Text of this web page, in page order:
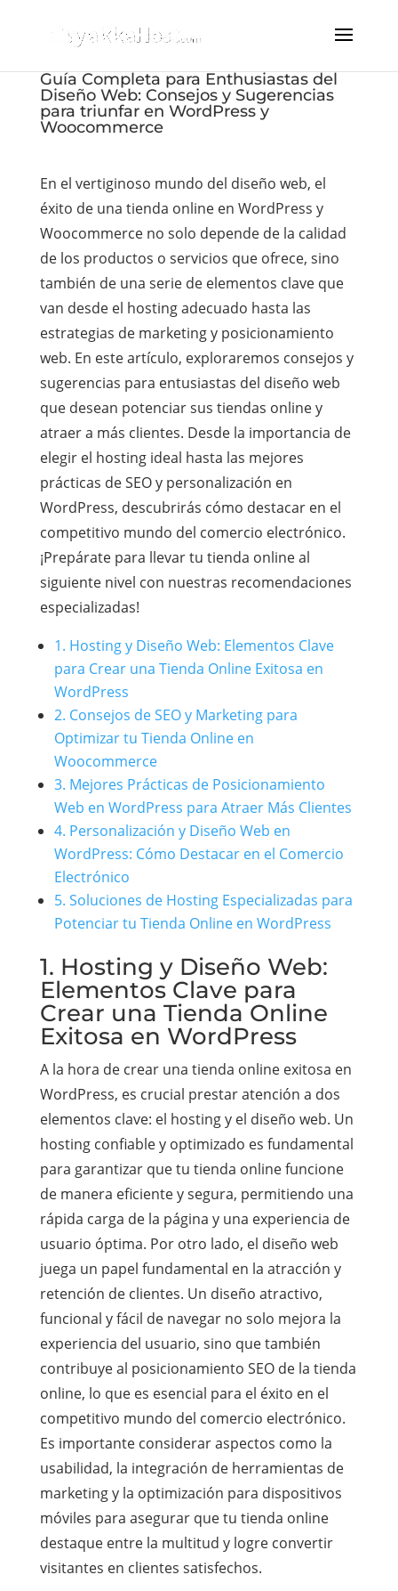
Guía Completa para Enthusiastas del
Diseño Web: Consejos y Sugerencias
para triunfar en WordPress y
Woocommerce
En el vertiginoso mundo del diseño web, el
éxito de una tienda online en WordPress y
Woocommerce no solo depende de la calidad
de los productos o servicios que ofrece, sino
también de una serie de elementos clave que
van desde el hosting adecuado hasta las
estrategias de marketing y posicionamiento
web. En este artículo, exploraremos consejos y
sugerencias para entusiastas del diseño web
que desean potenciar sus tiendas online y
atraer a más clientes. Desde la importancia de
elegir el hosting ideal hasta las mejores
prácticas de SEO y personalización en
WordPress, descubrirás cómo destacar en el
competitivo mundo del comercio electrónico.
¡Prepárate para llevar tu tienda online al
siguiente nivel con nuestras recomendaciones
especializadas!
1. Hosting y Diseño Web: Elementos Clave
para Crear una Tienda Online Exitosa en
WordPress
2. Consejos de SEO y Marketing para
Optimizar tu Tienda Online en
Woocommerce
3. Mejores Prácticas de Posicionamiento
Web en WordPress para Atraer Más Clientes
4. Personalización y Diseño Web en
WordPress: Cómo Destacar en el Comercio
Electrónico
5. Soluciones de Hosting Especializadas para
Potenciar tu Tienda Online en WordPress
1. Hosting y Diseño Web:
Elementos Clave para
Crear una Tienda Online
Exitosa en WordPress
A la hora de crear una tienda online exitosa en
WordPress, es crucial prestar atención a dos
elementos clave: el hosting y el diseño web. Un
hosting confiable y optimizado es fundamental
para garantizar que tu tienda online funcione
de manera eficiente y segura, permitiendo una
rápida carga de la página y una experiencia de
usuario óptima. Por otro lado, el diseño web
juega un papel fundamental en la atracción y
retención de clientes. Un diseño atractivo,
funcional y fácil de navegar no solo mejora la
experiencia del usuario, sino que también
contribuye al posicionamiento SEO de la tienda
online, lo que es esencial para el éxito en el
competitivo mundo del comercio electrónico.
Es importante considerar aspectos como la
usabilidad, la integración de herramientas de
marketing y la optimización para dispositivos
móviles para asegurar que tu tienda online
destaque entre la multitud y logre convertir
visitantes en clientes satisfechos.